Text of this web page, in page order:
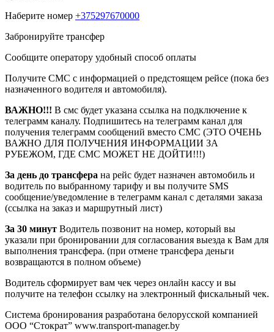
Наберите номер +375297670000
Забронируйте трансфер
Сообщите оператору удобный способ оплаты
Получите СМС с информацией о предстоящем рейсе (пока без
назначенного водителя и автомобиля).
ВАЖНО!!! В смс будет указана ссылка на подключение к
телеграмм каналу. Подпишитесь на телеграмм канал для
получения телеграмм сообщений вместо СМС (ЭТО ОЧЕНЬ
ВАЖНО ДЛЯ ПОЛУЧЕНИЯ ИНФОРМАЦИИ ЗА
РУБЕЖОМ, ГДЕ СМС МОЖЕТ НЕ ДОЙТИ!!!)
За день до трансфера на рейс будет назначен автомобиль и
водитель по выбранному тарифу и вы получите SMS
сообщение/уведомление в телеграмм канал с деталями заказа
(ссылка на заказ и маршрутный лист)
За 30 минут Водитель позвонит на номер, который вы
указали при бронировании для согласования выезда к Вам для
выполнения трансфера. (при отмене трансфера деньги
возвращаются в полном объеме)
Водитель сформирует вам чек через онлайн кассу и вы
получите на телефон ссылку на электронный фискальный чек.
Система бронирования разработана белорусской компанией
ООО “Стократ” www.transport-manager.by